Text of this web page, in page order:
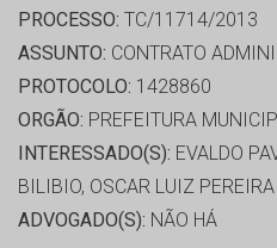
PROCESSO: TC/11714/2013
ASSUNTO: CONTRATO
PROTOCOLO: 1428860
ORGÃO: PREFEITURA
INTERESSADO(S): EVALDO
BILIBIO, OSCAR LUIZ
ADVOGADO(S): NÃO HÁ